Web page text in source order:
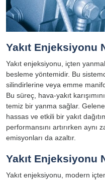
Yakıt Enjeksiyonu
Yakıt enjeksiyonu, içten
besleme yöntemidir. Bu
silindirlerine veya emme
Bu süreç, hava-yakıt
temiz bir yanma sağlar.
hassas ve etkili bir yakıt
performansını artırırken aynı
emisyonları da azaltır.
Yakıt Enjeksiyonu
Yakıt enjeksiyonu, modern